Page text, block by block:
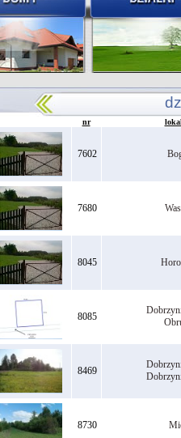
nr
7602
7680
8045
8085
8469
8730